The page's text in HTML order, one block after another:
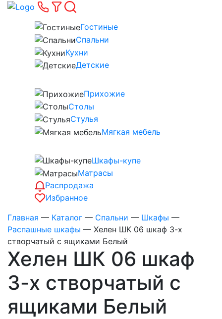
Гостиные
Спальни
Кухни
Детские
Прихожие
Столы
Стулья
Мягкая мебель
Шкафы-купе
Матрасы
Распродажа
Избранное
Главная — Каталог — Спальни — Шкафы —
Распашные шкафы — Хелен ШК 06 шкаф 3-х
створчатый с ящиками Белый
Хелен ШК 06 шкаф
3-х створчатый с
ящиками Белый